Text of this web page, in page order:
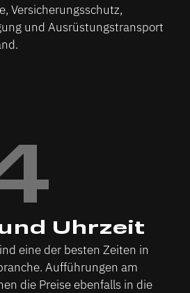
Versicherungsschutz,
und Ausrüstungstransport
und Uhrzeit
eine der besten Zeiten in
Aufführungen am
die Preise ebenfalls in die